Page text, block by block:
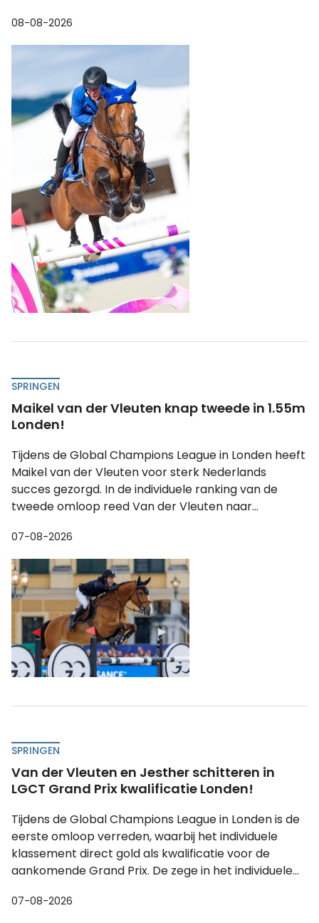
08-08-2026
SPRINGEN
Maikel van der Vleuten knap tweede in 1.55m
Londen!
Tijdens de Global Champions League in Londen heeft
Maikel van der Vleuten voor sterk Nederlands
succes gezorgd. In de individuele ranking van de
tweede omloop reed Van der Vleuten naar...
07-08-2026
SPRINGEN
Van der Vleuten en Jesther schitteren in
LGCT Grand Prix kwalificatie Londen!
Tijdens de Global Champions League in Londen is de
eerste omloop verreden, waarbij het individuele
klassement direct gold als kwalificatie voor de
aankomende Grand Prix. De zege in het individuele...
07-08-2026